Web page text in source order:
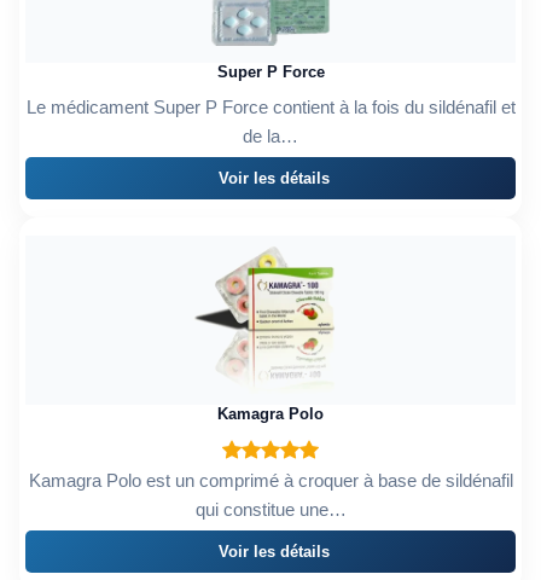
Super P Force
Le médicament Super P Force contient à la fois du sildénafil et
de la…
Voir les détails
Kamagra Polo
Kamagra Polo est un comprimé à croquer à base de sildénafil
qui constitue une…
Voir les détails